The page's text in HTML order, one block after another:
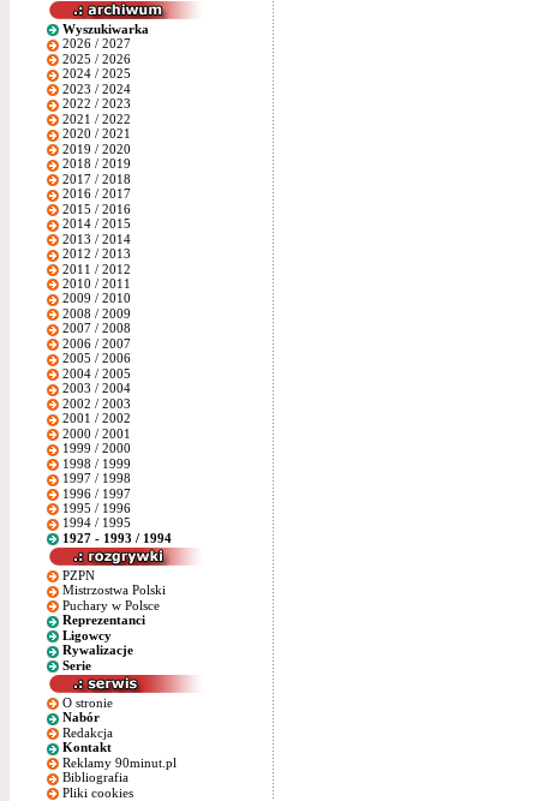
Wyszukiwarka
2026 / 2027
2025 / 2026
2024 / 2025
2023 / 2024
2022 / 2023
2021 / 2022
2020 / 2021
2019 / 2020
2018 / 2019
2017 / 2018
2016 / 2017
2015 / 2016
2014 / 2015
2013 / 2014
2012 / 2013
2011 / 2012
2010 / 2011
2009 / 2010
2008 / 2009
2007 / 2008
2006 / 2007
2005 / 2006
2004 / 2005
2003 / 2004
2002 / 2003
2001 / 2002
2000 / 2001
1999 / 2000
1998 / 1999
1997 / 1998
1996 / 1997
1995 / 1996
1994 / 1995
1927 - 1993 / 1994
PZPN
Mistrzostwa Polski
Puchary w Polsce
Reprezentanci
Ligowcy
Rywalizacje
Serie
O stronie
Nabór
Redakcja
Kontakt
Reklamy 90minut.pl
Bibliografia
Pliki cookies